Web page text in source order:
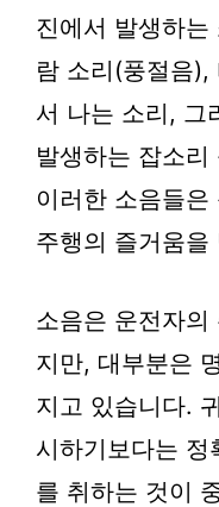
진에서 발생하
람 소리(풍절음),
서 나는 소리, 그
발생하는 잡소
이러한 소음들
주행의 즐거움을
소음은 운전자의
지만, 대부분은
지고 있습니다.
시하기보다는 정
를 취하는 것이